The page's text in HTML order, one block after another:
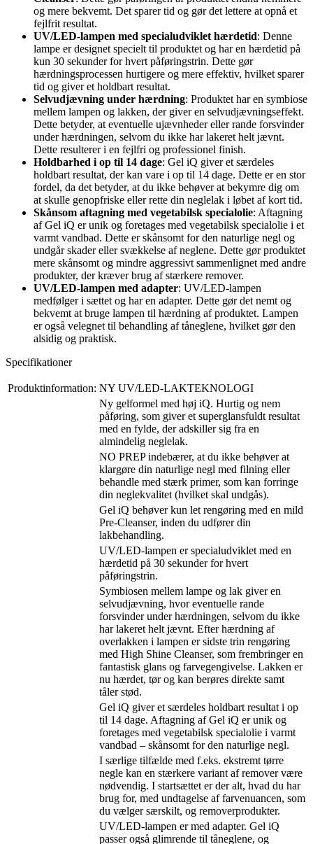
og mere bekvemt. Det sparer tid og gør det lettere at opnå et
fejlfrit resultat.
UV/LED-lampen med specialudviklet hærdetid: Denne
lampe er designet specielt til produktet og har en hærdetid på
kun 30 sekunder for hvert påføringstrin. Dette gør
hærdningsprocessen hurtigere og mere effektiv, hvilket sparer
tid og giver et holdbart resultat.
Selvudjævning under hærdning: Produktet har en symbiose
mellem lampen og lakken, der giver en selvudjævningseffekt.
Dette betyder, at eventuelle ujævnheder eller rande forsvinder
under hærdningen, selvom du ikke har lakeret helt jævnt.
Dette resulterer i en fejlfri og professionel finish.
Holdbarhed i op til 14 dage: Gel iQ giver et særdeles
holdbart resultat, der kan vare i op til 14 dage. Dette er en stor
fordel, da det betyder, at du ikke behøver at bekymre dig om
at skulle genopfriske eller rette din neglelak i løbet af kort tid.
Skånsom aftagning med vegetabilsk specialolie: Aftagning
af Gel iQ er unik og foretages med vegetabilsk specialolie i et
varmt vandbad. Dette er skånsomt for den naturlige negl og
undgår skader eller svækkelse af neglene. Dette gør produktet
mere skånsomt og mindre aggressivt sammenlignet med andre
produkter, der kræver brug af stærkere remover.
UV/LED-lampen med adapter: UV/LED-lampen
medfølger i sættet og har en adapter. Dette gør det nemt og
bekvemt at bruge lampen til hærdning af produktet. Lampen
er også velegnet til behandling af tåneglene, hvilket gør den
alsidig og praktisk.
Specifikationer
Produktinformation: NY UV/LED-LAKTEKNOLOGI
Ny gelformel med høj iQ. Hurtig og nem
påføring, som giver et superglansfuldt resultat
med en fylde, der adskiller sig fra en
almindelig neglelak.
NO PREP indebærer, at du ikke behøver at
klargøre din naturlige negl med filning eller
behandle med stærk primer, som kan forringe
din neglekvalitet (hvilket skal undgås).
Gel iQ behøver kun let rengøring med en mild
Pre-Cleanser, inden du udfører din
lakbehandling.
UV/LED-lampen er specialudviklet med en
hærdetid på 30 sekunder for hvert
påføringstrin.
Symbiosen mellem lampe og lak giver en
selvudjævning, hvor eventuelle rande
forsvinder under hærdningen, selvom du ikke
har lakeret helt jævnt. Efter hærdning af
overlakken i lampen er sidste trin rengøring
med High Shine Cleanser, som frembringer en
fantastisk glans og farvegengivelse. Lakken er
nu hærdet, tør og kan berøres direkte samt
tåler stød.
Gel iQ giver et særdeles holdbart resultat i op
til 14 dage. Aftagning af Gel iQ er unik og
foretages med vegetabilsk specialolie i varmt
vandbad – skånsomt for den naturlige negl.
I særlige tilfælde med f.eks. ekstremt tørre
negle kan en stærkere variant af remover være
nødvendig. I startsættet er der alt, hvad du har
brug for, med undtagelse af farvenuancen, som
du vælger særskilt, og removerprodukter.
UV/LED-lampen er med adapter. Gel iQ
passer også glimrende til tåneglene, og